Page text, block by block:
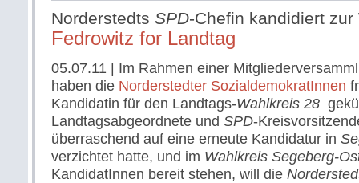
Norderstedts SPD-Chefin kandidiert zur
Fedrowitz for Landtag
05.07.11 | Im Rahmen einer
haben die Norderstedter SozialdemokratInnen
Kandidatin für den Landtags-Wahlkreis 28
Landtagsabgeordnete und SPD-
überraschend auf eine erneute Kandidatur in
verzichtet hatte, und im Wahlkreis Segeberg-
KandidatInnen bereit stehen, will die